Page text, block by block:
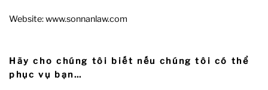
Website: www.sonnanlaw.com
Hãy cho chúng tôi biết nếu chúng tôi có thể
phục vụ bạn…